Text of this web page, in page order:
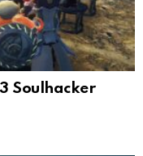
Soulhacker